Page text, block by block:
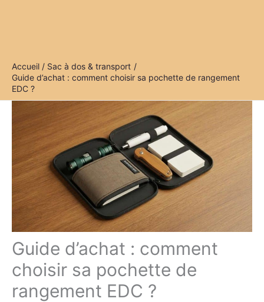
Accueil
Sac à dos & transport
Guide d’achat : comment choisir sa pochette de rangement
EDC ?
Guide d’achat : comment
choisir sa pochette de
rangement EDC ?